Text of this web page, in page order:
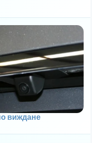
виждане